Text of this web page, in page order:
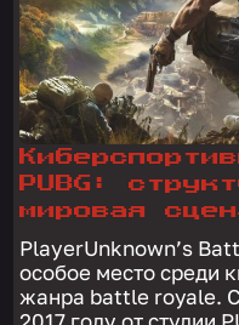
PUBG:
мировая
PlayerUnknown’s
особое место среди
жанра battle royale.